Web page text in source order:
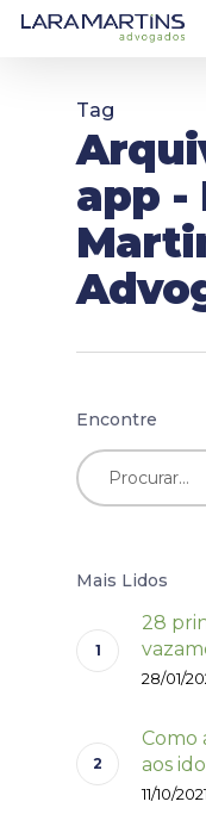
Skip
Tag
app -
Encontre
Mais Lidos
28
28/01/
Como
aos
11/10/2021